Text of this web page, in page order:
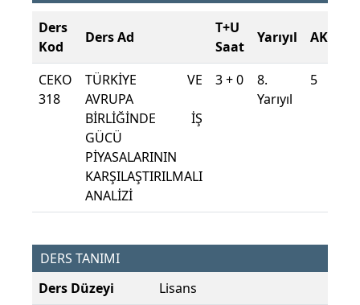
Ders
Kod
Ders Ad
T+U
Saat
Yarıyıl AKTS
CEKO
318
TÜRKİYE VE
AVRUPA
BİRLİĞİNDE İŞ
GÜCÜ
PİYASALARININ
KARŞILAŞTIRILMALI
ANALİZİ
3 + 0
8.
Yarıyıl
5
DERS TANIMI
Ders Düzeyi
Lisans